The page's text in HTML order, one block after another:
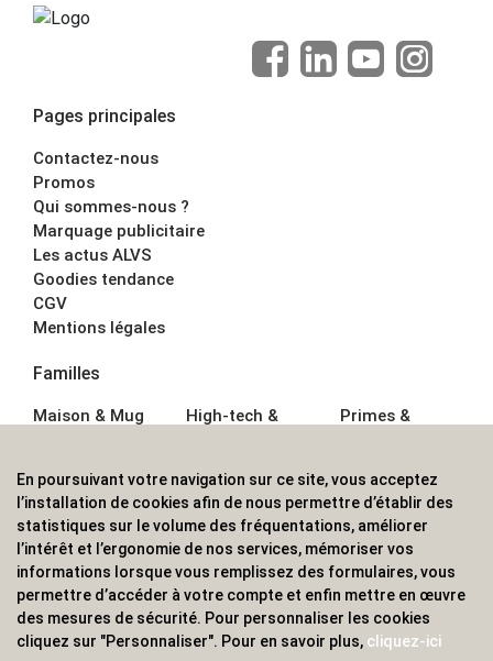
Pages principales
Contactez-nous
Promos
Qui sommes-nous ?
Marquage publicitaire
Les actus ALVS
Goodies tendance
CGV
Mentions légales
Familles
Maison & Mug
Écriture
Bagagerie sacs
High-tech &
Sport &
Outdoor
Enfant
Primes &
Boisson
Textile &
Casquette
Accessoires de
ALVS, fournisseur d'objets publicitaires, pour les
professionnels. Une implantation nationale, une
En poursuivant votre navigation sur ce site, vous acceptez
l’installation de cookies afin de nous permettre d’établir des
statistiques sur le volume des fréquentations, améliorer
l’intérêt et l’ergonomie de nos services, mémoriser vos
informations lorsque vous remplissez des formulaires, vous
permettre d’accéder à votre compte et enfin mettre en œuvre
des mesures de sécurité. Pour personnaliser les cookies
cliquez sur "Personnaliser". Pour en savoir plus, cliquez-ici